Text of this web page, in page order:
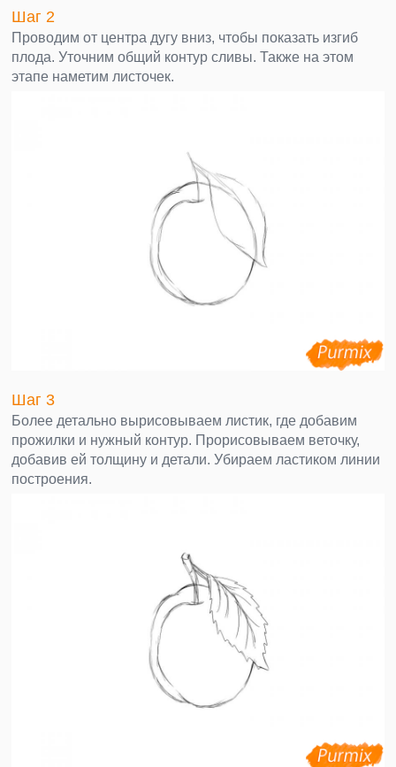
Шаг 2
Проводим от центра дугу вниз, чтобы показать изгиб
плода. Уточним общий контур сливы. Также на этом
этапе наметим листочек.
Шаг 3
Более детально вырисовываем листик, где добавим
прожилки и нужный контур. Прорисовываем веточку,
добавив ей толщину и детали. Убираем ластиком линии
построения.